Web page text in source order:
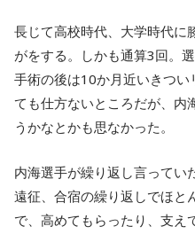
長じて高校時代、大学時代に
がをする。しかも通算3回。
手術の後は10か月近いきつ
ても仕方ないところだが、内
うかなとかも思なかった。
内海選手が繰り返し言ってい
遠征、合宿の繰り返しでほと
で、高めてもらったり、支え